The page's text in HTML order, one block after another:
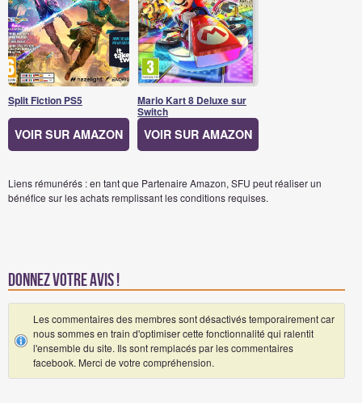
Split Fiction PS5
VOIR SUR AMAZON
Mario Kart 8 Deluxe sur
Switch
VOIR SUR AMAZON
Liens rémunérés : en tant que Partenaire Amazon, SFU peut réaliser un
bénéfice sur les achats remplissant les conditions requises.
Donnez votre avis !
Les commentaires des membres sont désactivés temporairement car
nous sommes en train d'optimiser cette fonctionnalité qui ralentit
l'ensemble du site. Ils sont remplacés par les commentaires
facebook. Merci de votre compréhension.